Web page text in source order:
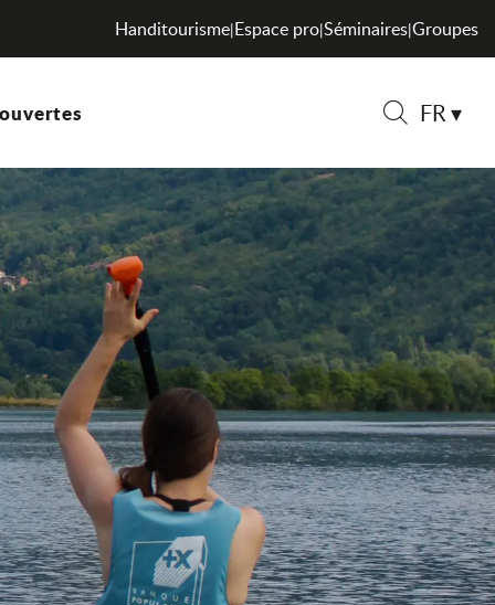
FR
Handitourisme|Espace pro|Séminaires|Groupes